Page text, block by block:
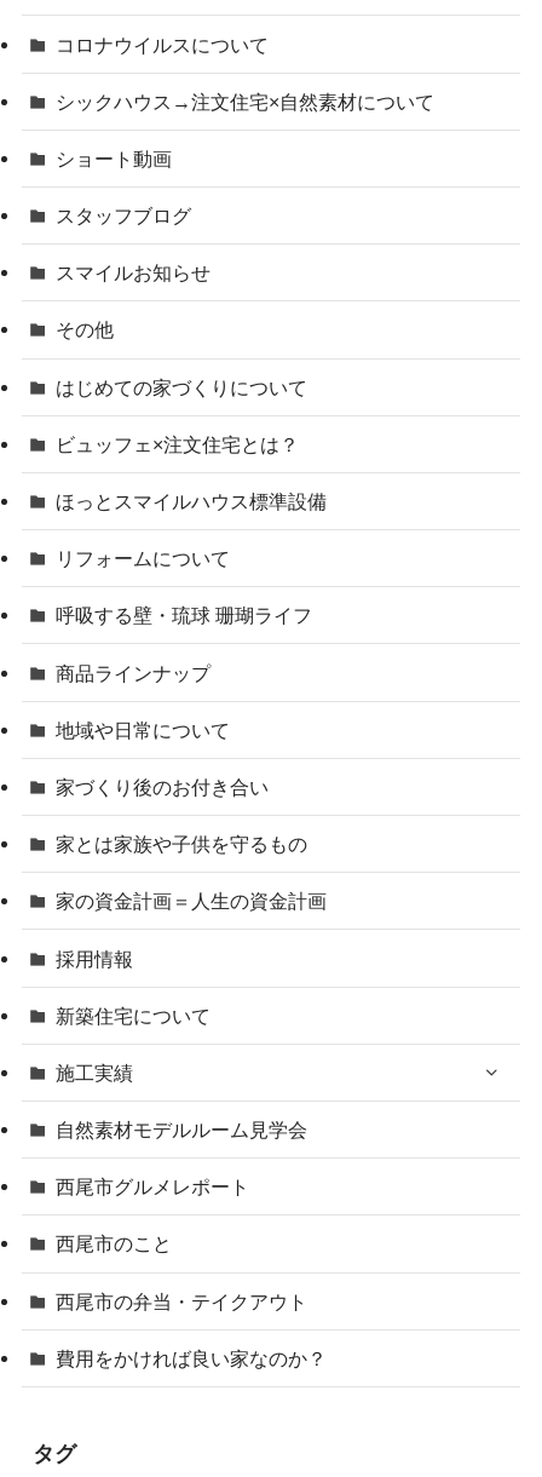
コロナウイルスについて
シックハウス→注文住宅×自然素材について
ショート動画
スタッフブログ
スマイルお知らせ
その他
はじめての家づくりについて
ビュッフェ×注文住宅とは？
ほっとスマイルハウス標準設備
リフォームについて
呼吸する壁・琉球 珊瑚ライフ
商品ラインナップ
地域や日常について
家づくり後のお付き合い
家とは家族や子供を守るもの
家の資金計画＝人生の資金計画
採用情報
新築住宅について
施工実績
自然素材モデルルーム見学会
西尾市グルメレポート
西尾市のこと
西尾市の弁当・テイクアウト
費用をかければ良い家なのか？
タグ